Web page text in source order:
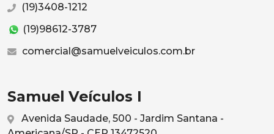
(19)3408-1212
(19)98612-3787
comercial@samuelveiculos.com.br
Samuel Veículos I
Avenida Saudade, 500 - Jardim Santana -